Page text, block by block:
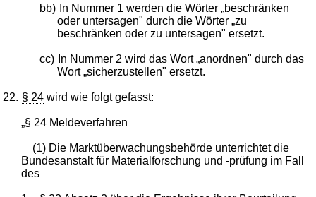
bb)
In Nummer 1 werden die Wörter „beschränken
oder untersagen" durch die Wörter „zu
beschränken oder zu untersagen" ersetzt.
cc)
In Nummer 2 wird das Wort „anordnen" durch das
Wort „sicherzustellen" ersetzt.
22. § 24 wird wie folgt gefasst:
„§ 24 Meldeverfahren
(1) Die Marktüberwachungsbehörde unterrichtet die
Bundesanstalt für Materialforschung und -prüfung im Fall
des